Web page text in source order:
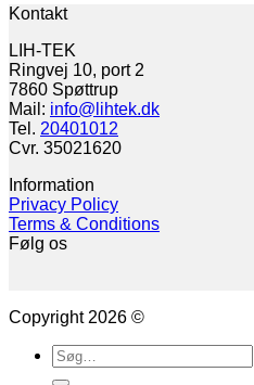
Kontakt
LIH-TEK
Ringvej 10, port 2
7860 Spøttrup
Mail: info@lihtek.dk
Tel. 20401012
Cvr. 35021620
Information
Privacy Policy
Terms & Conditions
Følg os
Copyright 2026 ©
Søg
efter: